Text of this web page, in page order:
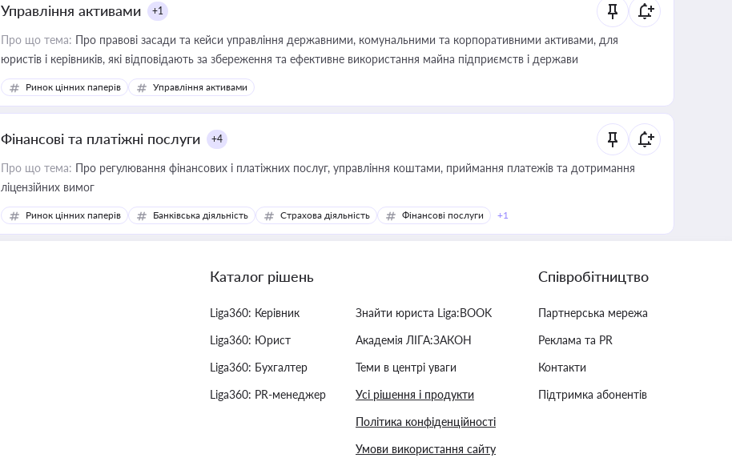
Управління активами +1
Про що тема: Про правові засади та кейси управління державними, комунальними та корпоративними активами, для
юристів і керівників, які відповідають за збереження та ефективне використання майна підприємств і держави
Ринок цінних паперів Управління активами
Фінансові та платіжні послуги +4
Про що тема: Про регулювання фінансових і платіжних послуг, управління коштами, приймання платежів та дотримання
ліцензійних вимог
Ринок цінних паперів Банківська діяльність Страхова діяльність Фінансові послуги +1
Каталог рішень
Liga360: Керівник
Liga360: Юрист
Liga360: Бухгалтер
Liga360: PR-менеджер
Знайти юриста Liga:BOOK
Академія ЛІГА:ЗАКОН
Теми в центрі уваги
Усі рішення і продукти
Політика конфіденційності
Умови використання сайту
Співробітництво
Партнерська мережа
Реклама та PR
Контакти
Підтримка абонентів